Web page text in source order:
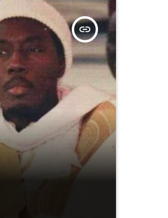
insert_link